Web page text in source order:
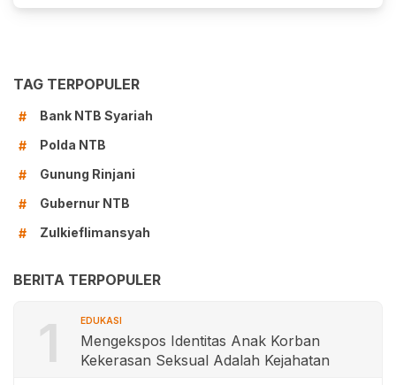
TAG TERPOPULER
#
Bank NTB Syariah
#
Polda NTB
#
Gunung Rinjani
#
Gubernur NTB
#
Zulkieflimansyah
BERITA TERPOPULER
1 EDUKASI
Mengekspos Identitas Anak Korban
Kekerasan Seksual Adalah Kejahatan